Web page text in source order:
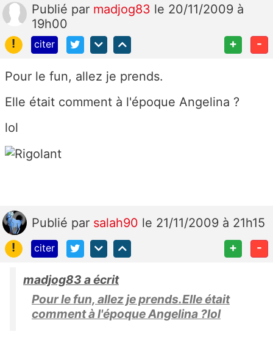
Publié par madjog83 le 20/11/2009 à
19h00
!
citer + -
Pour le fun, allez je prends.
Elle était comment à l'époque Angelina ?
lol
Publié par salah90 le 21/11/2009 à 21h15
!
citer + -
madjog83 a écrit
Pour le fun, allez je prends.Elle était
comment à l'époque Angelina ?lol